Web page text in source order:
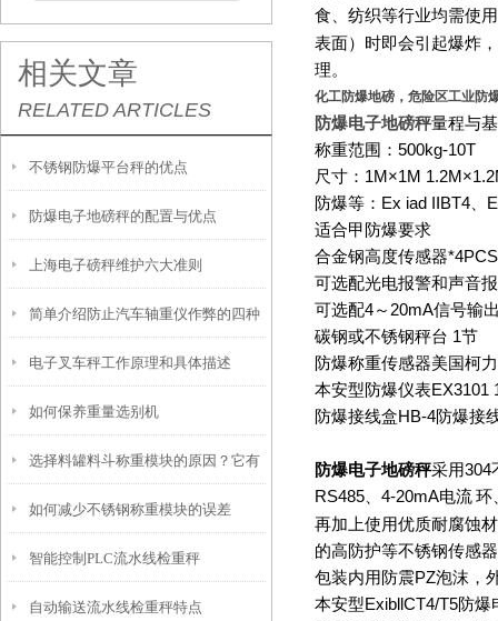
相关文章
RELATED ARTICLES
不锈钢防爆平台秤的优点
防爆电子地磅秤的配置与优点
上海电子磅秤维护六大准则
简单介绍防止汽车轴重仪作弊的四种
方法
电子叉车秤工作原理和具体描述
如何保养重量选别机
选择料罐料斗称重模块的原因？它有
什么优势？
如何减少不锈钢称重模块的误差
智能控制PLC流水线检重秤
自动输送流水线检重秤特点
食、纺织等行业均需使
表面）时即会引起爆炸
理。
化工防爆地磅，危险区工业防
防爆电子地磅秤量程与
称重范围： 500kg-10T
尺寸： 1M×1M
防爆等： Ex iad IIBT4
适合甲防爆要求
合金钢高度传感器*4PCS
可选配光电报警和声音
可选配4～ 20mA信号输
碳钢或不锈钢秤台 1节
防爆称重传感器美国柯力
本安型防爆仪表EX3101
防爆接线盒HB-4防爆接
防爆电子地磅秤采用304
RS485
4-20mA电流环
再加上使用优质耐腐蚀
的高防护等不锈钢传感
包装内用防震PZ泡沫，
本安型ExibllCT4/T5防爆